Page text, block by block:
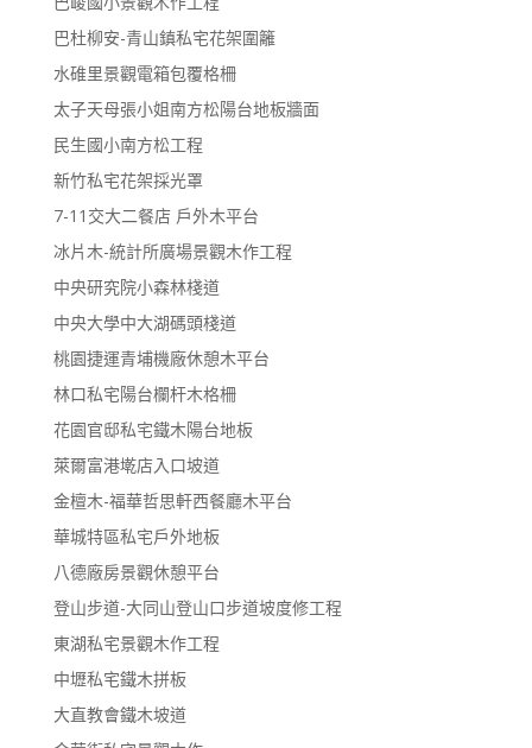
巴杜柳安-青山鎮私宅花架圍籬
水碓里景觀電箱包覆格柵
太子天母張小姐南方松陽台地板牆面
民生國小南方松工程
新竹私宅花架採光罩
7-11交大二餐店 戶外木平台
冰片木-統計所廣場景觀木作工程
中央研究院小森林棧道
中央大學中大湖碼頭棧道
桃園捷運青埔機廠休憩木平台
林口私宅陽台欄杆木格柵
花園官邸私宅鐵木陽台地板
萊爾富港墘店入口坡道
金檀木-福華哲思軒西餐廳木平台
華城特區私宅戶外地板
八德廠房景觀休憩平台
登山步道-大同山登山口步道坡度修工程
東湖私宅景觀木作工程
中壢私宅鐵木拼板
大直教會鐵木坡道